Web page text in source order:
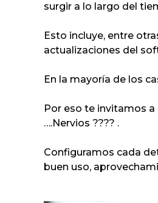
surgir a lo largo del
Esto incluye, entre
actualizaciones del
En la mayoría de los
Por eso te invitamos
….Nervios ???? .
Configuramos cada
buen uso,